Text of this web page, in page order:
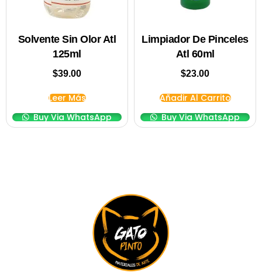
Solvente Sin Olor Atl
125ml
$39.00
Leer Más
Buy Via WhatsApp
Limpiador De Pinceles
Atl 60ml
$23.00
Añadir Al Carrito
Buy Via WhatsApp